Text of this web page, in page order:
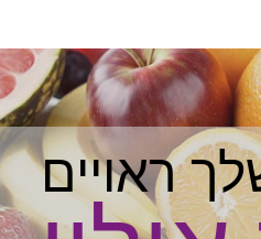
ראויים